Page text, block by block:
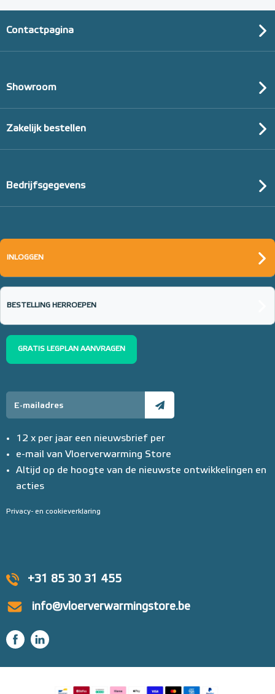
+31 85 30 31 455
info@vloerverwarmingstore.be
Contactpagina
Showroom
Zakelijk bestellen
Bedrijfsgegevens
INLOGGEN
BESTELLING HERROEPEN
GRATIS LEGPLAN AANVRAGEN
12 x per jaar een nieuwsbrief per
e-mail van Vloerverwarming Store
Altijd op de hoogte van de nieuwste ontwikkelingen en
acties
Privacy- en cookieverklaring